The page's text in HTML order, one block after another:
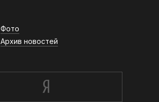
Фото
Архив новостей